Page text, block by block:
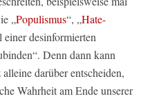
„Populismus“, „Hate-
desinformierten
Denn dann kann
darüber entscheiden,
Wahrheit am Ende unserer